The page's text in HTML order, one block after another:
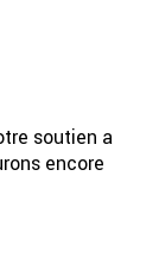
soutien a
encore